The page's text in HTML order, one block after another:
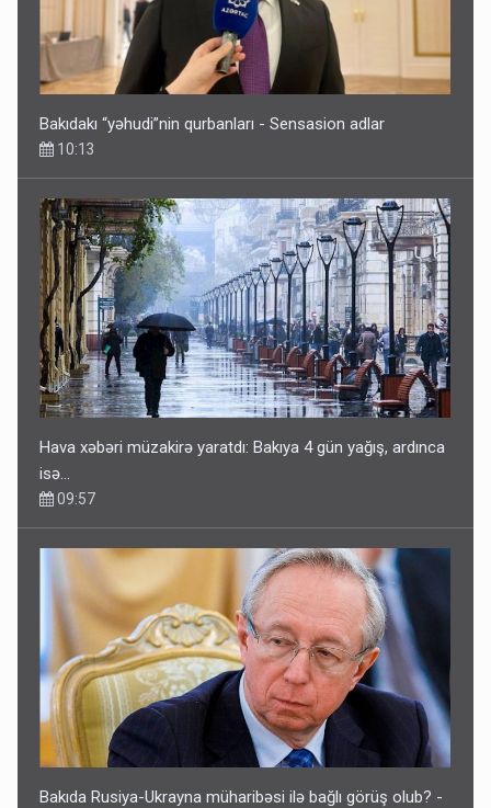
Bakıdakı “yəhudi”nin qurbanları - Sensasion adlar
10:13
Hava xəbəri müzakirə yaratdı: Bakıya 4 gün yağış, ardınca
isə…
09:57
Bakıda Rusiya-Ukrayna müharibəsi ilə bağlı görüş olub? -